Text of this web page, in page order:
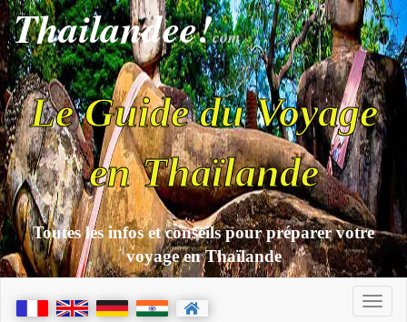
Thailandee!com
Le Guide du Voyage
en Thaïlande
Toutes les infos et conseils pour préparer votre
voyage en Thaïlande